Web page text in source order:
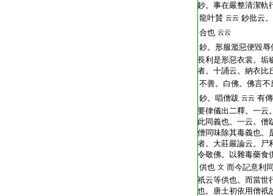
鈔。事在嚴整清潔軌
龍叶賛 云云 鈔批云
合也 云云
鈔。形服濫惡便毀辱
長利是形惡衣裳。垢
者。十誦云。納衣比
不善。白佛。佛言
鈔。唱僧跋 云云 有
要律儀出二釋。一云
此同義也。一云。僧
僧同味除其毒義也。
者。大莊嚴論云。尸
令敬佛。以雜毒藥食
供也 文 而今記意利
祇云等供也。而當世
也。唐土初依用僧祇